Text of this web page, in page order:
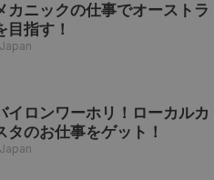
カニックの仕事でオーストラ
目指す！
イロンワーホリ！ローカルカ
タのお仕事をゲット！